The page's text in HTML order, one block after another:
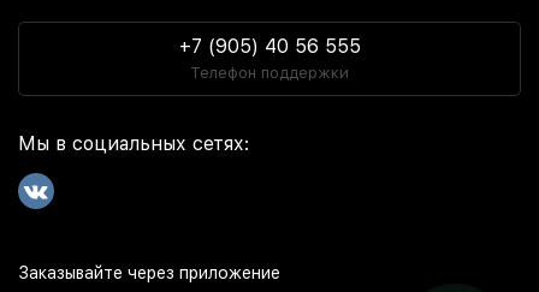
+7 (905) 40 56 555
Телефон поддержки
Мы в социальных сетях:
Заказывайте через приложение